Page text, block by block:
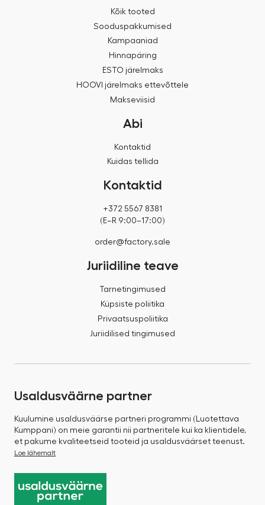
Kõik tooted
Sooduspakkumised
Kampaaniad
Hinnapäring
ESTO järelmaks
HOOVI järelmaks ettevõttele
Makseviisid
Abi
Kontaktid
Kuidas tellida
Kontaktid
+372 5567 8381
(E–R 9:00–17:00)
order@factory.sale
Juriidiline teave
Tarnetingimused
Küpsiste poliitika
Privaatsuspoliitika
Juriidilised tingimused
Usaldusväärne partner
Kuulumine usaldusväärse partneri programmi (Luotettava
Kumppani) on meie garantii nii partneritele kui ka klientidele,
et pakume kvaliteetseid tooteid ja usaldusväärset teenust.
Loe lähemalt